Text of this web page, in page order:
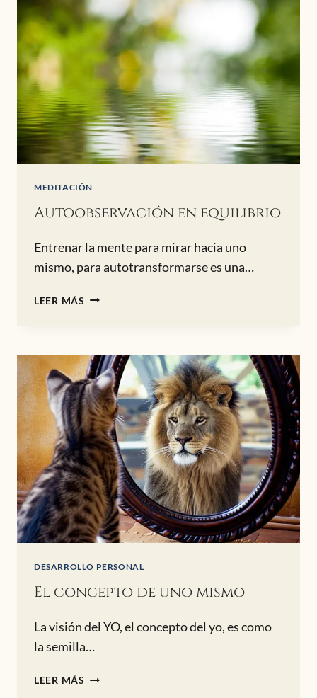
MEDITACIÓN
Autoobservación en equilibrio
Entrenar la mente para mirar hacia uno
mismo, para autotransformarse es una…
LEER MÁS AUTOOBSERVACIÓN
DESARROLLO PERSONAL
El concepto de uno mismo
La visión del YO, el concepto del yo, es como
la semilla…
LEER MÁS